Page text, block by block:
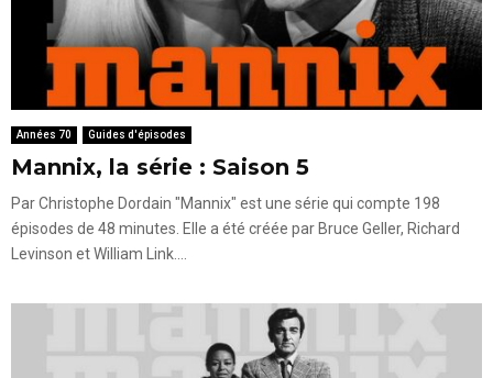
Années 70 Guides d'épisodes
Mannix, la série : Saison 5
Par Christophe Dordain "Mannix" est une série qui compte 198
épisodes de 48 minutes. Elle a été créée par Bruce Geller, Richard
Levinson et William Link....